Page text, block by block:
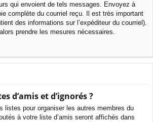
qui envoient de tels messages. Envoyez à
complète du courriel reçu. Il est très important
des informations sur l’expéditeur du courriel).
prendre les mesures nécessaires.
d’amis et d’ignorés ?
listes pour organiser les autres membres du
à votre liste d’amis seront affichés dans